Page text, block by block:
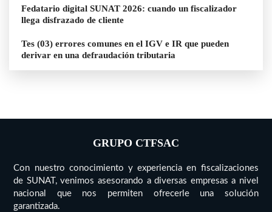
Fedatario digital SUNAT 2026: cuando un fiscalizador
llega disfrazado de cliente
Tes (03) errores comunes en el IGV e IR que pueden
derivar en una defraudación tributaria
GRUPO CTFSAC
Con nuestro conocimiento y experiencia en fiscalizaciones
de SUNAT, venimos asesorando a diversas empresas a nivel
nacional que nos permiten ofrecerle una solución
garantizada.